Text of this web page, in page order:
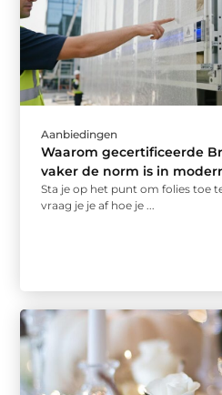
Aanbiedingen
Waarom gecertificeerde
vaker de norm is in
Sta je op het punt om folies toe
vraag je je af hoe je ...